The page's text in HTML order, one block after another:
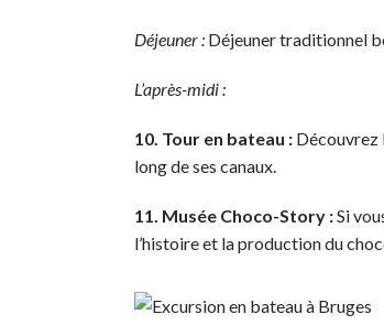
Déjeuner : Déjeuner traditionnel
L’après-midi :
10. Tour en bateau : Découvrez
long de ses canaux.
11. Musée Choco-Story :Si
l’histoire et la production du